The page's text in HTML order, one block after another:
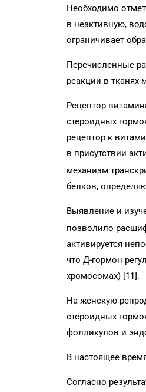
Необходимо
в неактивную,
ограничивает
Перечисленные
реакции в тканях-
Рецептор
стероидных
рецептор к
в присутствии
механизм
белков,
Выявление и
позволило
активируется
что Д-гормон
хромосомах) [11].
На женскую
стероидных
фолликулов и
В настоящее
Согласно